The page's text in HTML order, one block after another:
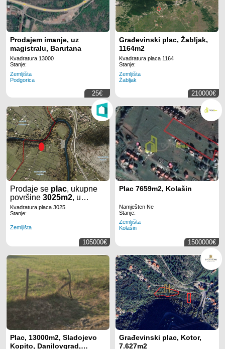
Prodajem imanje, uz
magistralu, Barutana
Kvadratura 13000
Stanje:
Zemljišta
Podgorica
25€
Građevinski plac, Žabljak,
1164m2
Kvadratura placa 1164
Stanje:
Zemljišta
Žabljak
210000€
Prodaje se plac, ukupne
površine 3025m2, u
mjestuVelje brdo
Podgorici
Kvadratura placa 3025
Stanje:
Zemljišta
105000€
Plac 7659m2, Kolašin
Namješten Ne
Stanje:
Zemljišta
Kolašin
1500000€
Plac, 13000m2, Sladojevo
Kopito, Danilovgrad,
Građevinski plac, Kotor,
7.627m2